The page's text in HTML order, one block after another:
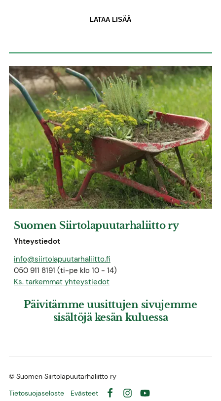
LATAA LISÄÄ
Suomen Siirtolapuutarhaliitto ry
Yhteystiedot
info@siirtolapuutarhaliitto.fi
050 911 8191 (ti-pe klo 10 - 14)
Ks. tarkemmat yhteystiedot
Päivitämme uusittujen sivujemme
sisältöjä kesän kuluessa
© Suomen Siirtolapuutarhaliitto ry
Tietosuojaseloste
Evästeet